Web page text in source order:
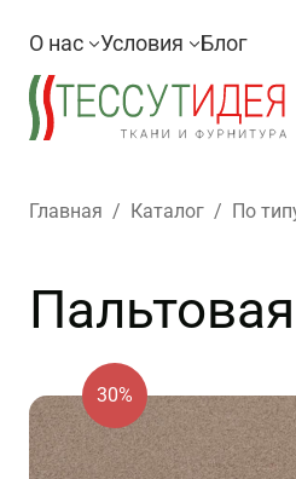
О нас Условия Блог
Главная / Каталог / По
30%